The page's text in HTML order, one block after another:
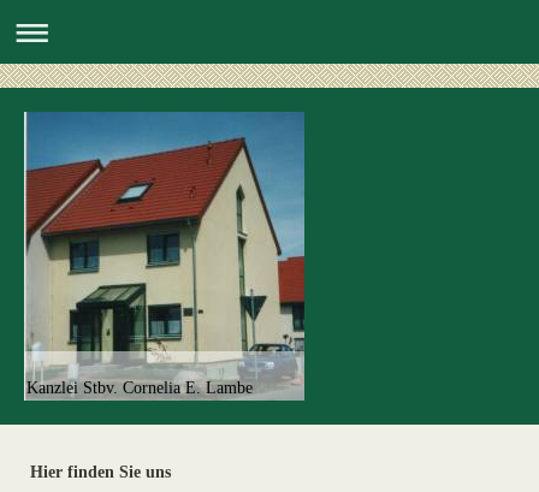
Kanzlei Stbv. Cornelia E. Lambe
Hier finden Sie uns